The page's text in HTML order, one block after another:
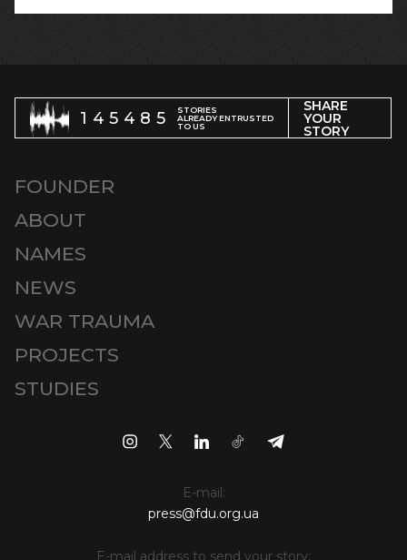
145485
STORIES
ALREADY ENTRUSTED
TO US
SHARE
YOUR
STORY
FOUNDER
ABOUT
NAMES
NEWS
WAR TRAUMA
PROJECTS
STUDIES
E-mail:
press@fdu.org.ua